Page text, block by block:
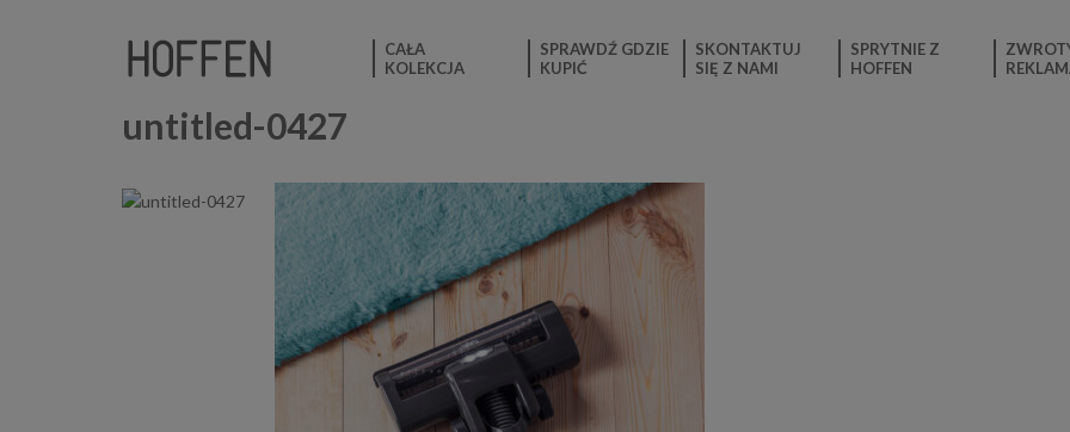
CAŁA
KOLEKCJA
SPRAWDŹ GDZIE
KUPIĆ
SKONTAKTUJ
SIĘ Z NAMI
SPRYTNIE Z
HOFFEN
untitled-0427